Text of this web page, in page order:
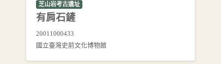
芝山岩考古遺址
有肩石鏟
20011000433
國立臺灣史前文化博物館